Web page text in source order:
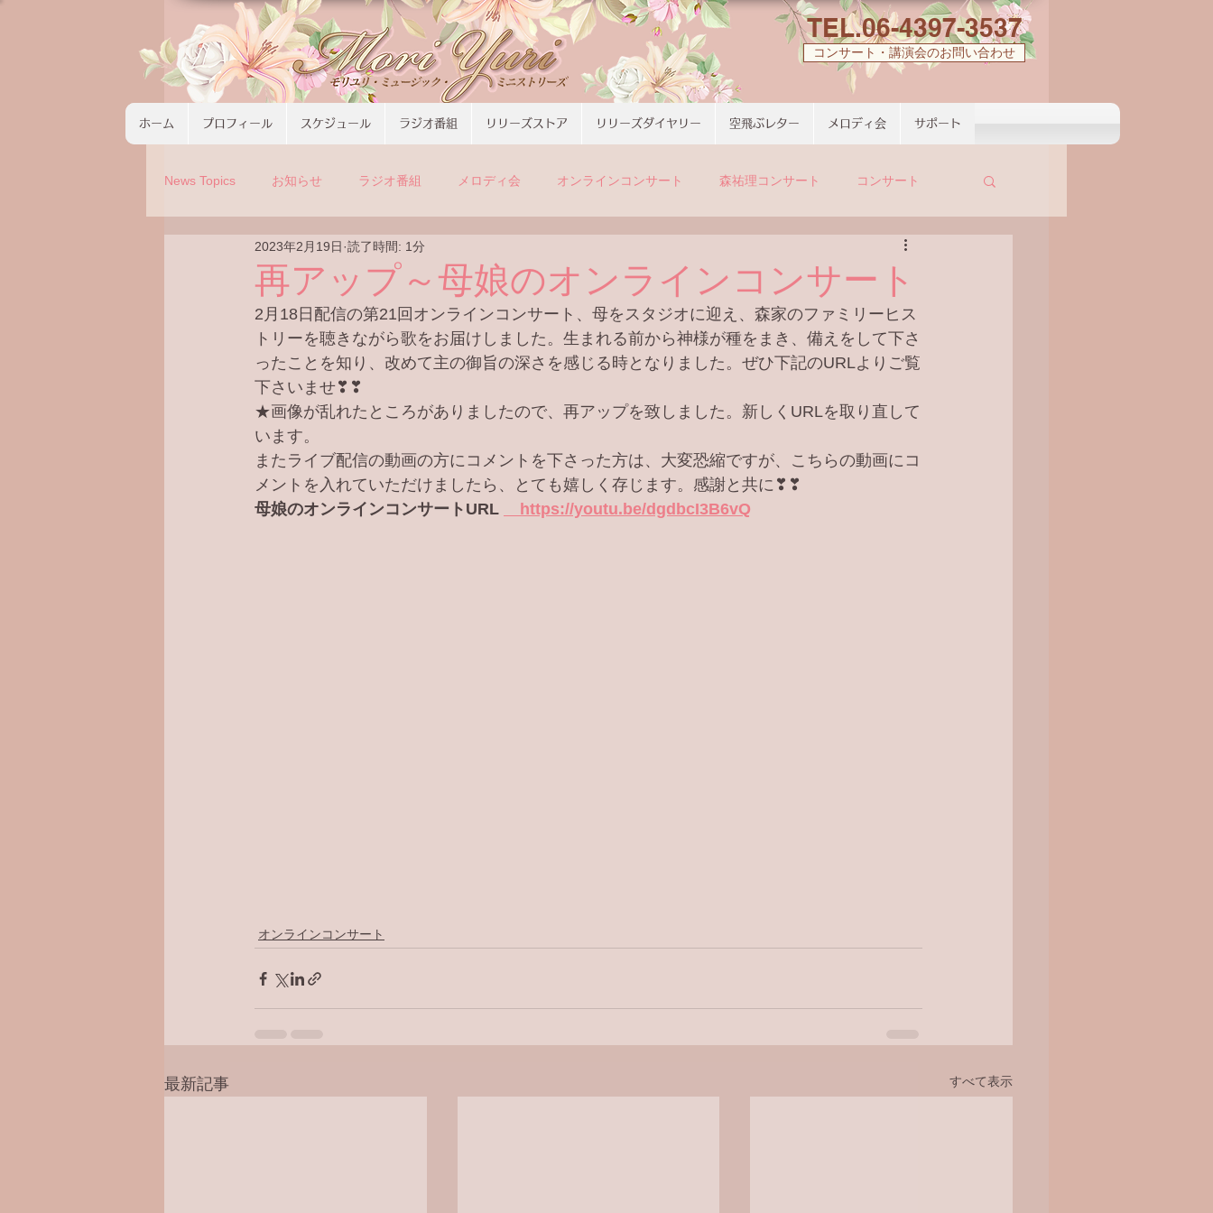
TEL.06-4397-3537
コンサート・講演会のお問い合わせ
ホーム プロフィール スケジュール ラジオ番組 リリーズストア リリーズダイヤリー 空飛ぶレター メロディ会 サポート
News Topics お知らせ ラジオ番組 メロディ会 オンラインコンサート 森祐理コンサート コンサート
コンサート ツアーの募集
再アップ～母娘のオンラインコンサート
2023年2月19日 読了時間: 1分
2月18日配信の第21回オンラインコンサート、母をスタジオに迎え、森家のファミリーヒス
トリーを聴きながら歌をお届けしました。生まれる前から神様が種をまき、備えをして下さ
ったことを知り、改めて主の御旨の深さを感じる時となりました。ぜひ下記のURLよりご覧
下さいませ❣❣
★画像が乱れたところがありましたので、再アップを致しました。新しくURLを取り直して
います。
またライブ配信の動画の方にコメントを下さった方は、大変恐縮ですが、こちらの動画にコ
メントを入れていただけましたら、とても嬉しく存じます。感謝と共に❣❣
母娘のオンラインコンサートURL
https://youtu.be/dgdbcI3B6vQ
オンラインコンサート
最新記事 すべて表示